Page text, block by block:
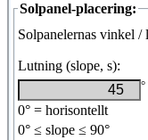
Solpanel-placering:
Solpanelernas vinkel
Lutning (slope, s):
°
0° = horisontellt
0° ≤ slope ≤ 90°